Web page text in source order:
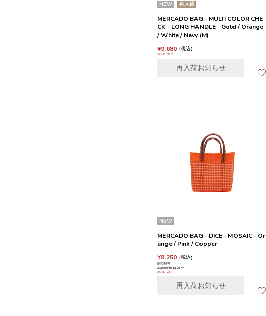
NEW 再入荷
MERCADO BAG - MULTI COLOR CHE
CK - LONG HANDLE - Gold / Orange
/ White / Navy (M)
¥9,680 税込
SOLD OUT
再入荷お知らせ
NEW
MERCADO BAG - DICE - MOSAIC - Or
ange / Pink / Copper
¥8,250 税込
販売期間
2026/06/19 18:00 〜
SOLD OUT
再入荷お知らせ